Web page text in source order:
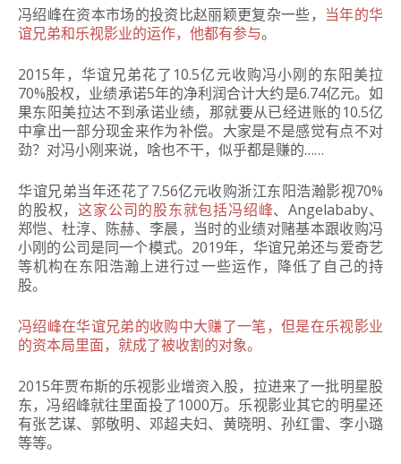
冯绍峰在资本市场的投资比赵丽颖更复杂一些， 当年的华
谊兄弟和乐视影业的运作，他都有参与。
2015年，华谊兄弟花了10.5亿元收购冯小刚的东阳美拉
70%股权，业绩承诺5年的净利润合计大约是6.74亿元。如
果东阳美拉达不到承诺业绩，那就要从已经进账的10.5亿
中拿出一部分现金来作为补偿。 大家是不是感觉有点不对
劲？ 对冯小刚来说，啥也不干，似乎都是赚的……
华谊兄弟当年还花了7.56亿元收购浙江东阳浩瀚影视70%
的股权，这家公司的股东就包括冯绍峰、Angelababy、
郑恺、杜淳、陈赫、李晨，当时的业绩对赌基本跟收购冯
小刚的公司是同一个模式。 2019年，华谊兄弟还与爱奇艺
等机构在东阳浩瀚上进行过一些运作，降低了自己的持
股。
冯绍峰在华谊兄弟的收购中大赚了一笔，但是在乐视影业
的资本局里面，就成了被收割的对象。
2015年贾布斯的乐视影业增资入股，拉进来了一批明星股
东，冯绍峰就往里面投了1000万。乐视影业其它的明星还
有张艺谋、郭敬明、邓超夫妇、黄晓明、孙红雷、李小璐
等等。